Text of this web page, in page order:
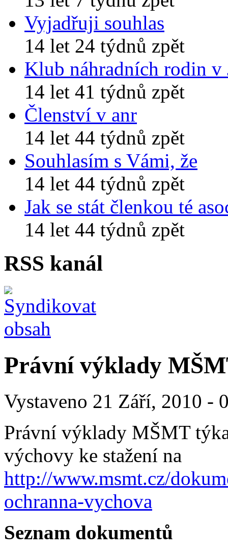
Vyjadřuji souhlas
14 let 24 týdnů zpět
Klub náhradních rodin v
14 let 41 týdnů zpět
Členství v anr
14 let 44 týdnů zpět
Souhlasím s Vámi, že
14 let 44 týdnů zpět
Jak se stát členkou té
14 let 44 týdnů zpět
RSS kanál
Právní výklady
Vystaveno 21 Září, 2010 -
Právní výklady MŠMT
výchovy ke stažení na
http://www.msmt.cz/
ochranna-vychova
Seznam dokumentů